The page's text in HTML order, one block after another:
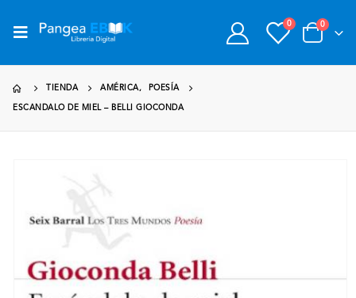
0 0
TIENDA AMÉRICA, POESÍA
ESCANDALO DE MIEL – BELLI GIOCONDA